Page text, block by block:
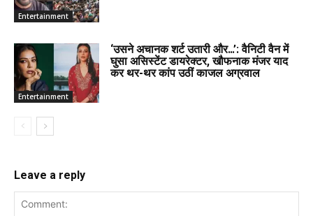
Entertainment
Entertainment
‘उसने अचानक शर्ट उतारी और…’: वैनिटी वैन में
घुसा असिस्टेंट डायरेक्टर, खौफनाक मंजर याद
कर थर-थर कांप उठीं काजल अग्रवाल
Leave a reply